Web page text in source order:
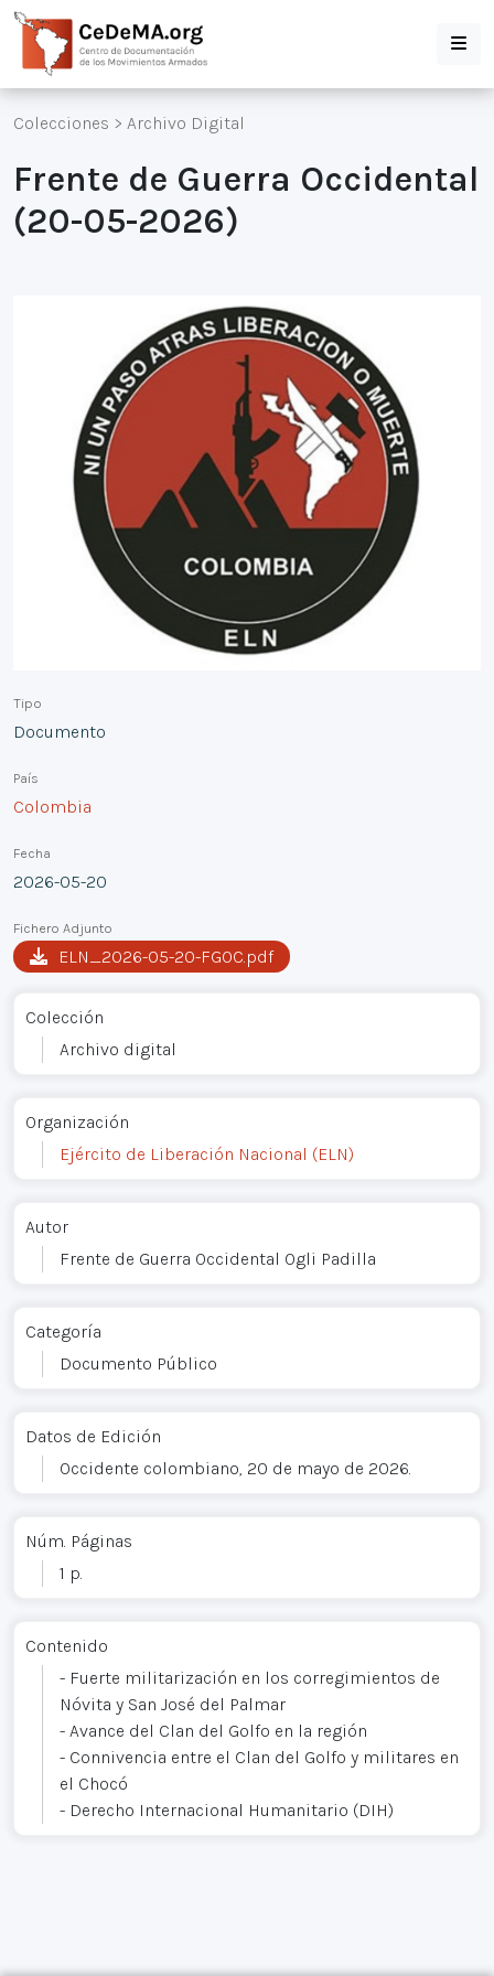
Colecciones > Archivo Digital
Frente de Guerra Occidental
(20-05-2026)
Tipo
Documento
País
Colombia
Fecha
2026-05-20
Fichero Adjunto
ELN_2026-05-20-FGOC.pdf
Colección
Archivo digital
Organización
Ejército de Liberación Nacional (ELN)
Autor
Frente de Guerra Occidental Ogli Padilla
Categoría
Documento Público
Datos de Edición
Occidente colombiano, 20 de mayo de 2026.
Núm. Páginas
1 p.
Contenido
- Fuerte militarización en los corregimientos de
Nóvita y San José del Palmar
- Avance del Clan del Golfo en la región
- Connivencia entre el Clan del Golfo y militares en
el Chocó
- Derecho Internacional Humanitario (DIH)